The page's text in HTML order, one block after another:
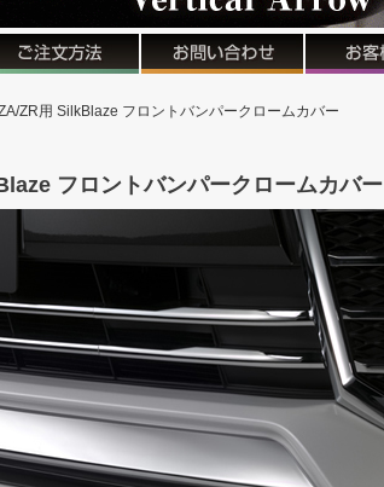
ZR用 SilkBlaze フロントバンパークロームカバー
フロントバンパークロームカバー